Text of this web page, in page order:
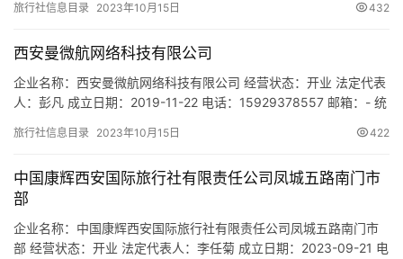
91610116MA6U4Q4T07 注册地址：西安曲江新区雁展路1111号莱
医疗…
旅行社信息目录 2023年10月15日 432
西安曼微航网络科技有限公司
企业名称：西安曼微航网络科技有限公司 经营状态：开业 法定代表
人：彭凡 成立日期：2019-11-22 电话：15929378557 邮箱：- 统
市经济技术开发区凤城九路北李社区1号楼2单元803室 网址：- 经
开发、技术转让、…
旅行社信息目录 2023年10月15日 422
中国康辉西安国际旅行社有限责任公司凤城五路南门市
部
企业名称：中国康辉西安国际旅行社有限责任公司凤城五路南门市
部 经营状态：开业 法定代表人：李任菊 成立日期：2023-09-21 电